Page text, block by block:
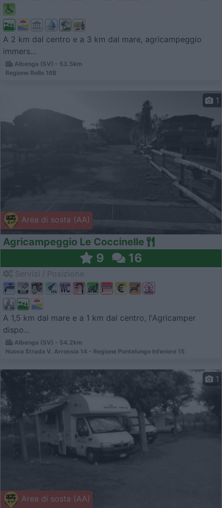
A 2 km dal centro e a 3 km dal mare, agricampeggio
immers...
Albenga (SV) - 53.5km
Regione Rollo 16B
Area di sosta (AA)
1
Agricampeggio Le Coccinelle
9 16
A 1,5 km dal mare e a 1 km dal centro, l'Agricamper
dispo...
Albenga (SV) - 54.2km
Nuova Strada V. Arrossia 14 - Regione Pontelungo Inferiore 15
Area di sosta (AA)
1